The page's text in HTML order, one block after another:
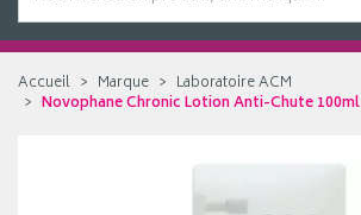
Accueil Marque
Laboratoire ACM
Novophane Chronic Lotion Anti-Chute 100ml